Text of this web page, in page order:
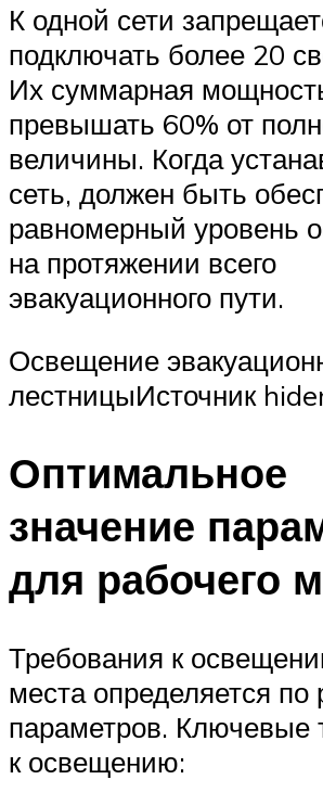
К одной сети
подключать более 20
Их суммарная
превышать 60% от
величины. Когда
сеть, должен быть
равномерный уровень
на протяжении всего
эвакуационного пути.
Освещение
лестницыИсточник
Оптимальное
значение
для рабочего
Требования к
места определяется по
параметров. Ключевые
к освещению: